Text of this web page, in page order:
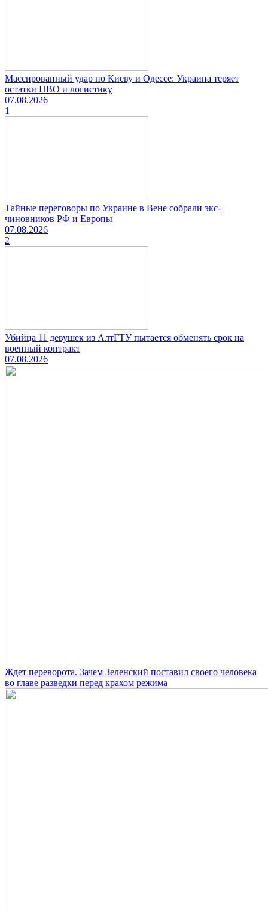
Массированный удар по Киеву и Одессе: Украина теряет
остатки ПВО и логистику
07.08.2026
1
Тайные переговоры по Украине в Вене собрали экс-
чиновников РФ и Европы
07.08.2026
2
Убийца 11 девушек из АлтГТУ пытается обменять срок на
военный контракт
07.08.2026
Ждет переворота. Зачем Зеленский поставил своего человека
во главе разведки перед крахом режима